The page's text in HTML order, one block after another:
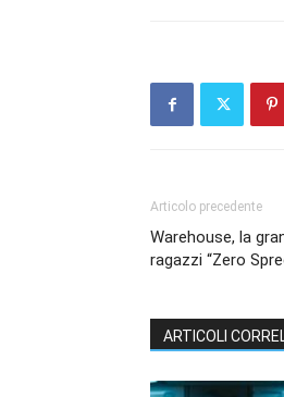
Articolo precedente
Warehouse, la
ragazzi “Zero
ARTICOLI